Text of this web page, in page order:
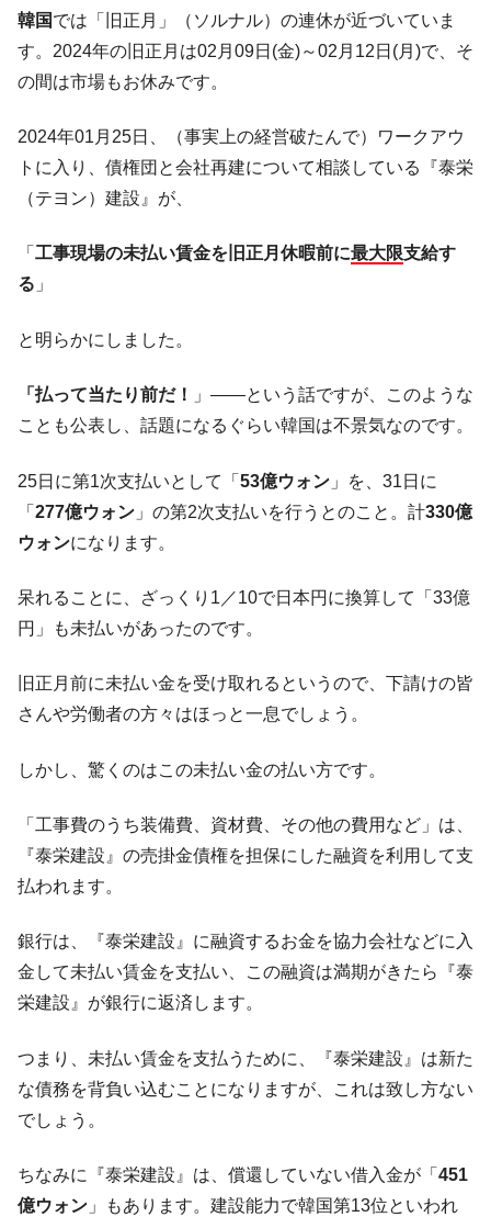
『Money1』
【韓国の外貨準備】2026年07月は4,279億ド
ル。外平債の発行「19.4億ドル」
ーにウソのデータを入力したのは明白だ」
『Money1』
韓国･李在明さっそく不動産対策で浅薄な発
『Money1』
韓国は「中国と同じく」投資に不適格な国
だ。
『Money1』
『韓国銀行』が「金の保有量を増やしま
す」⇒「金を経由するドル入手」手段ではないのか？
ル」まで拡大 ⇒ 海外資金の動きに強く左右される状態
い「50.5％」に上昇
『Money1』
韓国大統領府ボンクラ政策室長が告発され
断
『Money1』
韓国･警察職員が「丸刈りになって抗議活
動」
国の過剰生産が世界を蝕む。
『Money1』
韓国製造業「半導体絶好調」のウラで他業
【米韓激突案件】韓国消費者院が『クーパ
ン』1人当たり賠償10万ウォンを認定 ⇒ 総額3兆7,000億
『Money1』 韓国で猛暑。南東部では干ばつ
「KDDX」1番艦、2032年竣工と公示
『Money1』
【対日本円】ウォン安が急進！ 日米の協調
に韓国がいっちょがみしたのでは。
は韓国で『BYD』車は売れている。6カ月で対前年同期比
1.9倍！
『Money1』
在韓米国大使スティールが着韓！⇒ さっそ
ドを掲げる「在韓反米勢力」
『Money1』
韓国政府「2035年までに18.4GW規模のAIデ
ータセンター整備」⇒ だから無理だってば。
ほぼ終わった」
『Money1』
韓国『国民年金公団』株価暴落で200兆蒸
韓国では「旧正月」（ソルナル）の連休が近づいていま
す。2024年の旧正月は02月09日(金)～02月12日(月)で、そ
の間は市場もお休みです。
2024年01月25日、（事実上の経営破たんで）ワークアウ
トに入り、債権団と会社再建について相談している『泰栄
（テヨン）建設』が、
「 工事現場の未払い賃金を旧正月休暇前に最大限支給す
る 」
と明らかにしました。
「払って当たり前だ！
」――という話ですが、このような
ことも公表し、話題になるぐらい韓国は不景気なのです。
25日に第1次支払いとして「 53億ウォン 」を、31日に
「 277億ウォン 」の第2次支払いを行うとのこと。計330億
ウォンになります。
呆れることに、ざっくり1／10で日本円に換算して「33億
円」も未払いがあったのです。
旧正月前に未払い金を受け取れるというので、下請けの皆
さんや労働者の方々はほっと一息でしょう。
しかし、驚くのはこの未払い金の払い方です。
「工事費のうち装備費、資材費、その他の費用など」は、
『泰栄建設』の売掛金債権を担保にした融資を利用して支
払われます。
銀行は、『泰栄建設』に融資するお金を協力会社などに入
金して未払い賃金を支払い、この融資は満期がきたら『泰
栄建設』が銀行に返済します。
つまり、未払い賃金を支払うために、『泰栄建設』は新た
な債務を背負い込むことになりますが、これは致し方ない
でしょう。
ちなみに『泰栄建設』は、償還していない借入金が「 451
億ウォン 」もあります。建設能力で韓国第13位といわれ